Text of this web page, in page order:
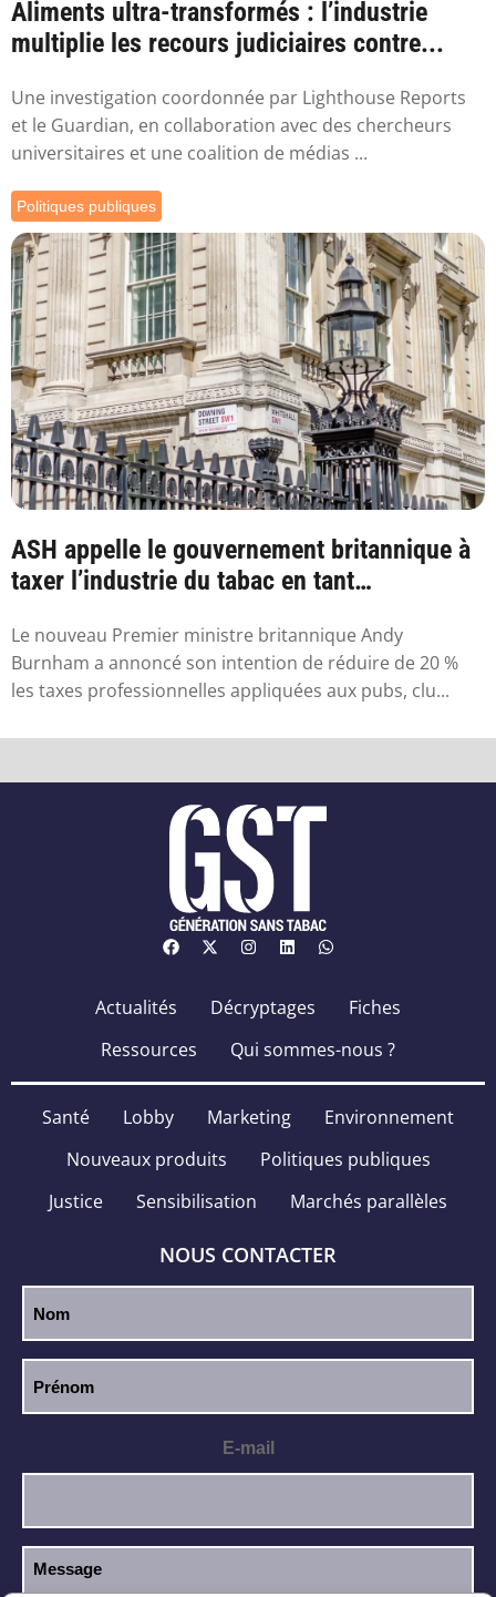
Aliments ultra-transformés : l’industrie
multiplie les recours judiciaires contre...
Une investigation coordonnée par Lighthouse Reports
et le Guardian, en collaboration avec des chercheurs
universitaires et une coalition de médias ...
Politiques publiques
ASH appelle le gouvernement britannique à
taxer l’industrie du tabac en tant
Le nouveau Premier ministre britannique Andy
Burnham a annoncé son intention de réduire de 20 %
les taxes professionnelles appliquées aux pubs, clu...
Actualités Décryptages
Fiches
Ressources
Qui sommes-nous ?
Santé Lobby Marketing
Environnement
Nouveaux produits
Politiques publiques
Justice
Sensibilisation Marchés parallèles
NOUS CONTACTER
E-mail